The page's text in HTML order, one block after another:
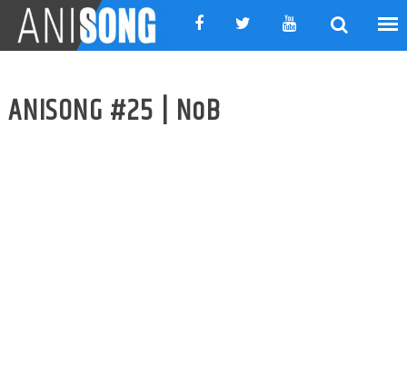
content
ANISONG #25 | NoB